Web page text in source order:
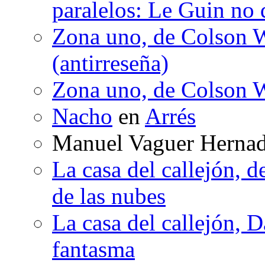
paralelos: Le Guin no
Zona uno, de Colson
(antirreseña)
Zona uno, de Colson
Nacho en Arrés
Manuel Vaguer
La casa del callejón,
de las nubes
La casa del callejón,
fantasma